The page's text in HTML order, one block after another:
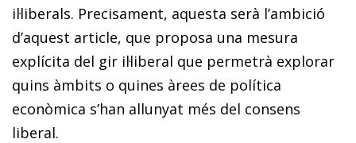
il·liberals. Precisament, aquesta serà l’ambició
d’aquest article, que proposa una mesura
explícita del gir il·liberal que permetrà explorar
quins àmbits o quines àrees de política
econòmica s’han allunyat més del consens
liberal.